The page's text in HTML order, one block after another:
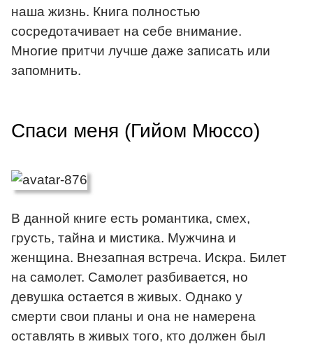
наша жизнь. Книга полностью
сосредотачивает на себе внимание.
Многие притчи лучше даже записать или
запомнить.
Спаси меня (Гийом Мюссо)
В данной книге есть романтика, смех,
грусть, тайна и мистика. Мужчина и
женщина. Внезапная встреча. Искра. Билет
на самолет. Самолет разбивается, но
девушка остается в живых. Однако у
смерти свои планы и она не намерена
оставлять в живых того, кто должен был